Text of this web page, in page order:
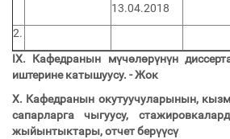
13.04.2018
2.
IX. Кафедранын мүчөлөрүнүн
иштерине катышуусу. - Жок
X. Кафедранын окутуучуларынын,
сапарларга чыгуусу,
жыйынтыктары, отчет берүүсү